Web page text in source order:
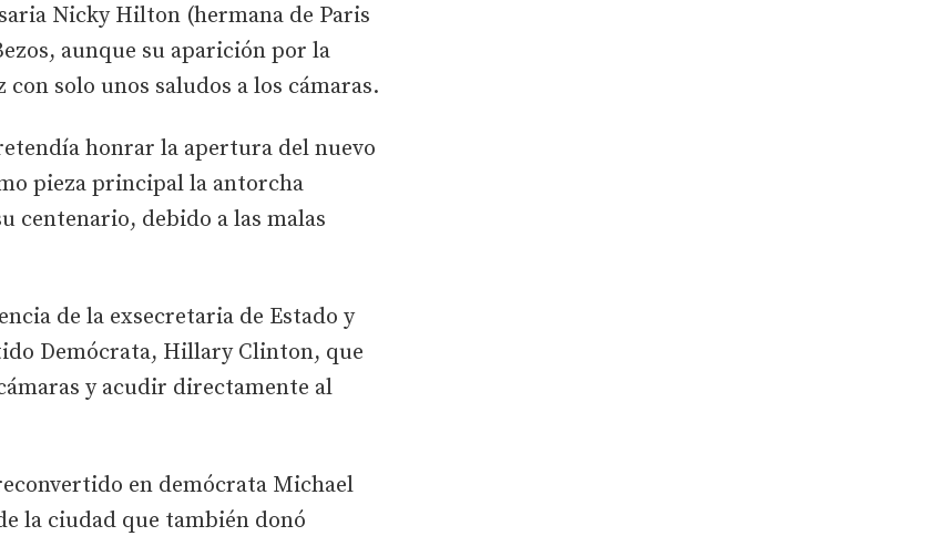
Nicky Hilton (hermana de Paris
aunque su aparición por la
solo unos saludos a los cámaras.
honrar la apertura del nuevo
pieza principal la antorcha
centenario, debido a las malas
de la exsecretaria de Estado y
Demócrata, Hillary Clinton, que
y acudir directamente al
en demócrata Michael
la ciudad que también donó